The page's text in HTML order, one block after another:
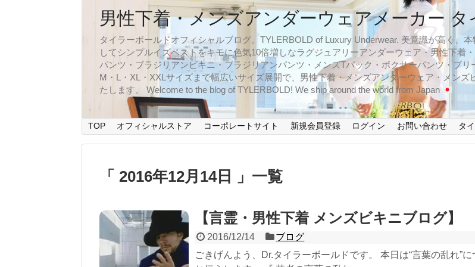
男性下着・メンズアンダーウェアメーカー
タイラーボールドオフィシャルブログ。TYLERBOLD of Luxury Underwear. 美意識が高く、
してシンプルイズベストをキモに色気10倍増しなラグジュアリーアンダーウェア・男性下着
パンツ・ブラジリアンビキニ・ブラジリアンパンツ・メンズTバック・ボクサーパンツ・ブ
M・L・XL・XXLサイズまで幅広いサイズ展開で、男性下着・メンズアンダーウェア・メン
たします。 Welcome to the blog of TYLERBOLD! We ship around the world from Japan
TOP オフィシャルストア コーポレートサイト 新規会員登録 ログイン お問い合わせ タ
「 2016年12月14日 」一覧
【言霊・男性下着 メンズビキニブログ】
2016/12/14
ブログ
ごきげんよう、Dr.タイラーボールドです。 本日は“言葉の乱れ”に